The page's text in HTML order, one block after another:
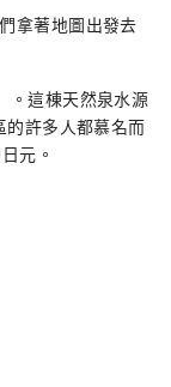
拿著地圖出發去
。這棟天然泉水源
許多人都慕名而
元。